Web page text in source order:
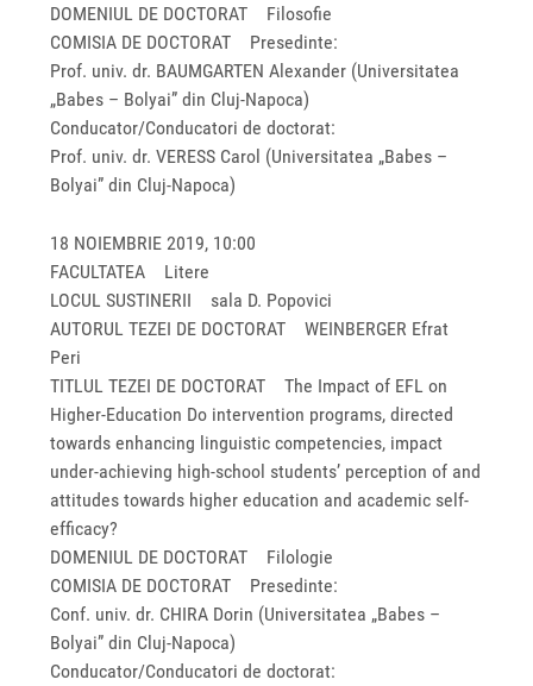
DOMENIUL DE DOCTORAT Filosofie
COMISIA DE DOCTORAT Presedinte:
Prof. univ. dr. BAUMGARTEN Alexander (Universitatea
„Babes – Bolyai” din Cluj-Napoca)
Conducator/Conducatori de doctorat:
Prof. univ. dr. VERESS Carol (Universitatea „Babes –
Bolyai” din Cluj-Napoca)
18 NOIEMBRIE 2019, 10:00
FACULTATEA Litere
LOCUL SUSTINERII sala D. Popovici
AUTORUL TEZEI DE DOCTORAT WEINBERGER Efrat
Peri
TITLUL TEZEI DE DOCTORAT The Impact of EFL on
Higher-Education Do intervention programs, directed
towards enhancing linguistic competencies, impact
under-achieving high-school students’ perception of and
attitudes towards higher education and academic self-
efficacy?
DOMENIUL DE DOCTORAT Filologie
COMISIA DE DOCTORAT Presedinte:
Conf. univ. dr. CHIRA Dorin (Universitatea „Babes –
Bolyai” din Cluj-Napoca)
Conducator/Conducatori de doctorat: